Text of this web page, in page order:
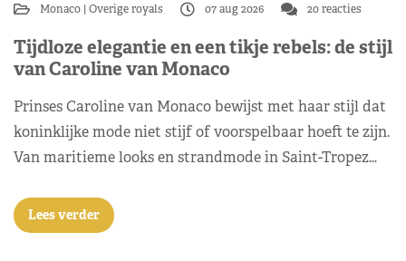
Monaco Overige royals 07 aug 2026 20 reacties
Tijdloze elegantie en een tikje rebels: de stijl
van Caroline van Monaco
Prinses Caroline van Monaco bewijst met haar stijl dat
koninklijke mode niet stijf of voorspelbaar hoeft te zijn.
Van maritieme looks en strandmode in Saint-Tropez…
Lees verder